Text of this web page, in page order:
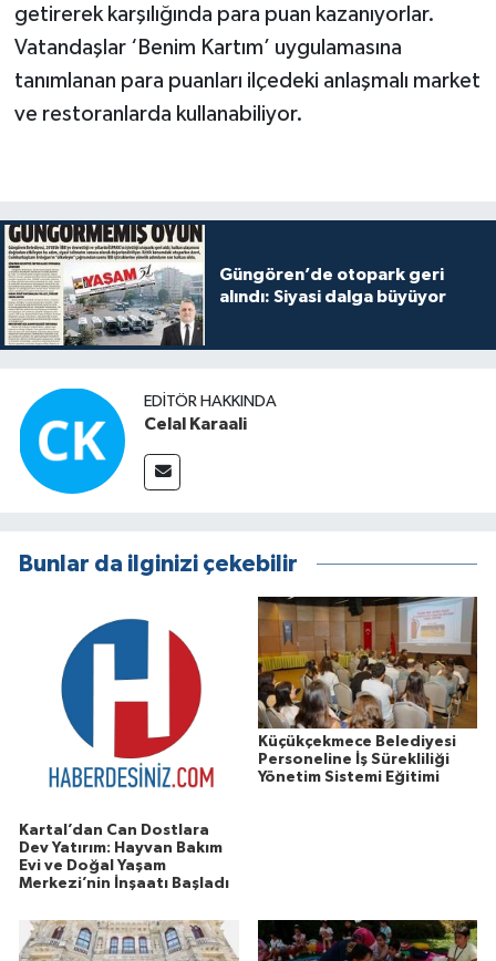
getirerek karşılığında para puan kazanıyorlar.
Vatandaşlar ‘Benim Kartım’ uygulamasına
tanımlanan para puanları ilçedeki anlaşmalı market
ve restoranlarda kullanabiliyor.
Güngören’de otopark geri
alındı: Siyasi dalga büyüyor
EDITÖR HAKKINDA
Celal Karaali
Bunlar da ilginizi çekebilir
Kartal’dan Can Dostlara
Dev Yatırım: Hayvan Bakım
Evi ve Doğal Yaşam
Merkezi’nin İnşaatı Başladı
Küçükçekmece Belediyesi
Personeline İş Sürekliliği
Yönetim Sistemi Eğitimi